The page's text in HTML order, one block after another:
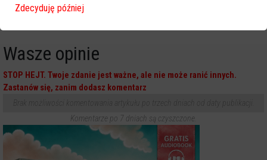
Rzekuń
Wasze opinie
STOP HEJT. Twoje zdanie jest ważne, ale nie może ranić innych.
Zastanów się, zanim dodasz komentarz
Komentarze po 7 dniach są czyszczone.
Zdecyduję później